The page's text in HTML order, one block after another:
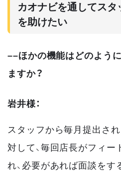
カオナビを通してスタ
を助けたい
––ほかの機能はどのよう
ますか？
岩井様：
スタッフから毎月提出さ
対して、毎回店長がフィ
れ、必要があれば面談をす